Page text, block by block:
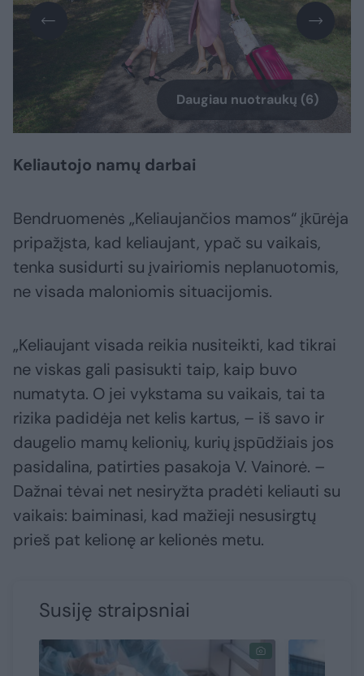
Daugiau nuotraukų (6)
Keliautojo namų darbai
Bendruomenės „Keliaujančios mamos“ įkūrėja
pripažįsta, kad keliaujant, ypač su vaikais,
tenka susidurti su įvairiomis neplanuotomis,
ne visada maloniomis situacijomis.
„Keliaujant visada reikia nusiteikti, kad tikrai
ne viskas gali pasisukti taip, kaip buvo
numatyta. O jei vykstama su vaikais, tai ta
rizika padidėja net kelis kartus, – iš savo ir
daugelio mamų kelionių, kurių įspūdžiais jos
pasidalina, patirties pasakoja V. Vainorė. –
Dažnai tėvai net nesiryžta pradėti keliauti su
vaikais: baiminasi, kad mažieji nesusirgtų
prieš pat kelionę ar kelionės metu.
Susiję straipsniai